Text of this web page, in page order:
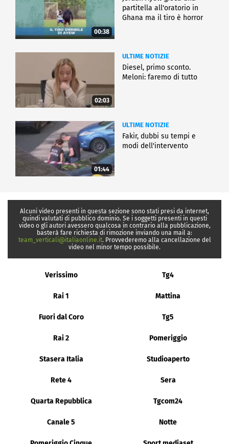
00:38
partitella all'oratorio in
Ghana ma il tiro è horror
02:03
ULTIME NOTIZIE
Diesel, primo sconto.
Meloni: faremo di tutto
01:44
ULTIME NOTIZIE
Fakir, dubbi su tempi e
modi dell'intervento
Alcuni video presenti in questa sezione sono stati presi da internet,
quindi valutati di pubblico dominio. Se i soggetti presenti in questi
video o gli autori avessero qualcosa in contrario alla pubblicazione,
basterà fare richiesta di rimozione inviando una mail a:
team_verticali@italiaonline.it. Provvederemo alla cancellazione del
video nel minor tempo possibile.
Verissimo Tg4
Rai 1 Mattina
Fuori dal Coro Tg5
Rai 2 Pomeriggio
Stasera Italia Studioaperto
Rete 4 Sera
Quarta Repubblica Tgcom24
Canale 5 Notte